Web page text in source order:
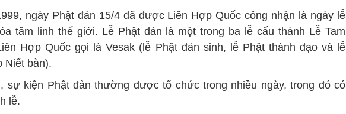
ngày Phật đản 15/4 đã được Liên Hợp Quốc công nhận là ngày lễ
tâm linh thế giới. Lễ Phật đản là một trong ba lễ cấu thành Lễ Tam
Hợp Quốc gọi là Vesak (lễ Phật đản sinh, lễ Phật thành đạo và lễ
Niết bàn).
sự kiện Phật đản thường được tổ chức trong nhiều ngày, trong đó có
lễ.